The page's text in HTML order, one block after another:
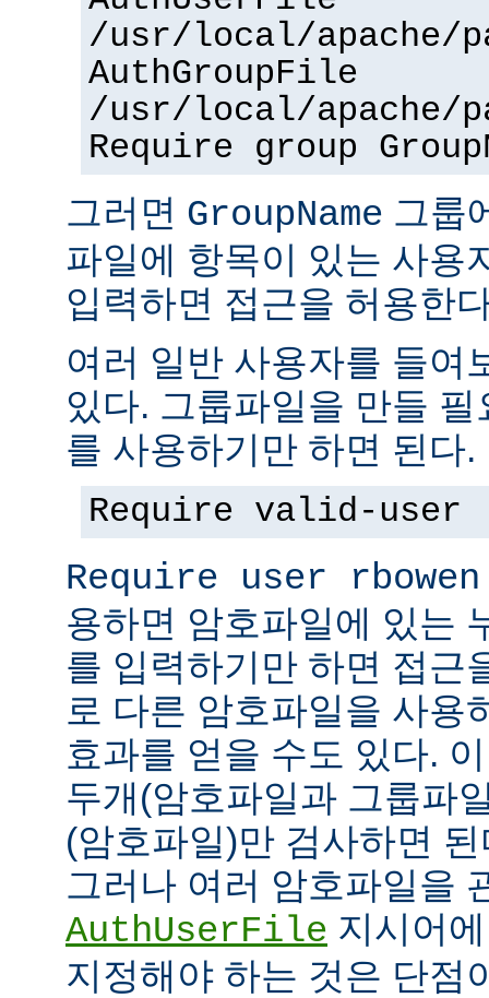
/usr/local/apache/
AuthGroupFile
/usr/local/apache/
Require group
그러면 GroupName 그룹
파일에 항목이 있는 사용
입력하면 접근을 허용한
여러 일반 사용자를 들여
있다. 그룹파일을 만들
를 사용하기만 하면 된다.
Require valid-user
Require user rbowen
용하면 암호파일에 있는
를 입력하기만 하면 접근
로 다른 암호파일을 사용
효과를 얻을 수도 있다.
두개(암호파일과 그룹파
(암호파일)만 검사하면
그러나 여러 암호파일을
AuthUserFile 지시어
지정해야 하는 것은 단점